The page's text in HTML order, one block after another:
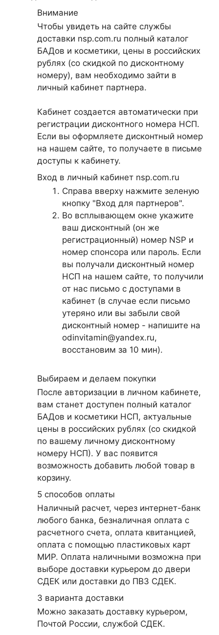
Внимание
Чтобы увидеть на сайте службы
доставки nsp.com.ru полный каталог
БАДов и косметики, цены в российских
рублях (со скидкой по дисконтному
номеру), вам необходимо зайти в
личный кабинет партнера.
Кабинет создается автоматически при
регистрации дисконтного номера НСП.
Если вы оформляете дисконтный номер
на нашем сайте, то получаете в письме
доступы к кабинету.
Вход в личный кабинет nsp.com.ru
Справа вверху нажмите зеленую
кнопку "Вход для партнеров".
Во всплывающем окне укажите
ваш дисконтный (он же
регистрационный) номер NSP и
номер спонсора или пароль. Если
вы получали дисконтный номер
НСП на нашем сайте, то получили
от нас письмо с доступами в
кабинет (в случае если письмо
утеряно или вы забыли свой
дисконтный номер - напишите на
odinvitamin@yandex.ru,
восстановим за 10 мин).
Выбираем и делаем покупки
После авторизации в личном кабинете,
вам станет доступен полный каталог
БАДов и косметики НСП, актуальные
цены в российских рублях (со скидкой
по вашему личному дисконтному
номеру НСП). У вас появится
возможность добавить любой товар в
корзину.
5 cпособов оплаты
Наличный расчет, через интернет-банк
любого банка, безналичная оплата с
расчетного счета, оплата квитанцией,
оплата с помощью пластиковых карт
МИР. Оплата наличными возможна при
выборе доставки курьером до двери
СДЕК или доставки до ПВЗ СДЕК.
3 варианта доставки
Можно заказать доставку курьером,
Почтой России, службой СДЕК.